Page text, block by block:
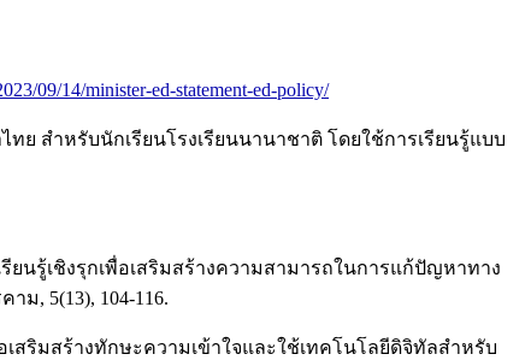
09/14/minister-ed-statement-ed-policy/
สำหรับนักเรียนโรงเรียนนานาชาติ โดยใช้การเรียนรู้แบบ
รู้เชิงรุกเพื่อเสริมสร้างความสามารถในการแก้ปัญหาทาง
, 5(13), 104-116.
สริมสร้างทักษะความเข้าใจและใช้เทคโนโลยีดิจิทัลสำหรับ